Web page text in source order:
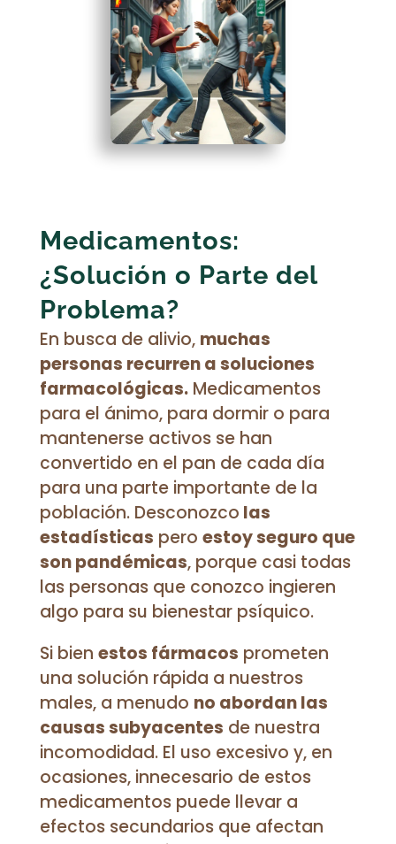
Medicamentos:
¿Solución o Parte del
Problema?
En busca de alivio, muchas
personas recurren a soluciones
farmacológicas.Medicamentos
para el ánimo, para dormir o para
mantenerse activos se han
convertido en el pan de cada día
para una parte importante de la
población. Desconozco las
estadísticas pero estoy seguro que
son pandémicas, porque casi todas
las personas que conozco ingieren
algo para su bienestar psíquico.
Si bien estos fármacos prometen
una solución rápida a nuestros
males, a menudo no abordan las
causas subyacentes de nuestra
incomodidad. El uso excesivo y, en
ocasiones, innecesario de estos
medicamentos puede llevar a
efectos secundarios que afectan